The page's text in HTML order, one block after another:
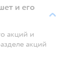
и его
акций и
акций